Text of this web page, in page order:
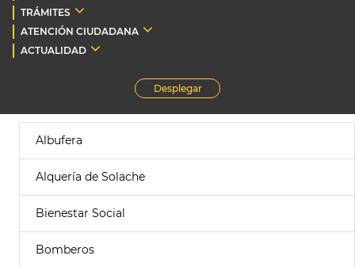
TRÁMITES
ATENCIÓN CIUDADANA
ACTUALIDAD
Desplegar
Albufera
Alquería de Solache
Bienestar Social
Bomberos